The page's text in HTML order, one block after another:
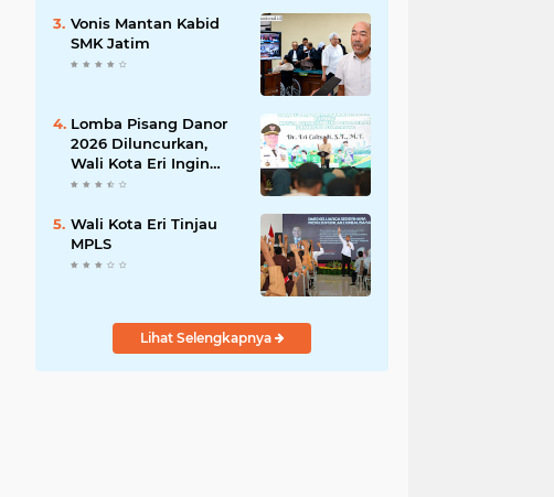
Persatuan, dan
Pengabdian kepada
Masyarakat
Vonis Mantan Kabid
SMK Jatim
Lomba Pisang Danor
2026 Diluncurkan,
Wali Kota Eri Ingin
Sampah Organik
Wali Kota Eri Tinjau
MPLS
Lihat Selengkapnya